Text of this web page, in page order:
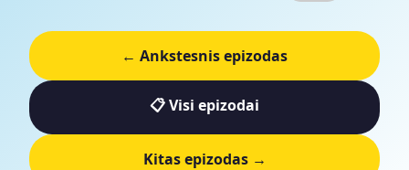
← Ankstesnis epizodas
📋 Visi epizodai
Kitas epizodas →